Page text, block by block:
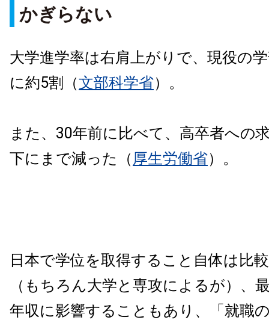
かぎらない
大学進学率は右肩上がりで、現役の
に約5割（文部科学省）。
また、30年前に比べて、高卒者への
下にまで減った（ 厚生労働省）。
日本で学位を取得すること自体は比
（もちろん大学と専攻によるが）、
年収に影響することもあり、「就職